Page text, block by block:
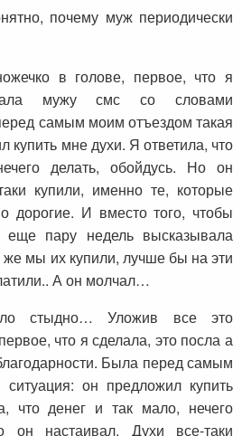
почему муж периодически
в голове, первое, что я
мужу смс со словами
самым моим отъездом такая
купить мне духи. Я ответила, что
делать, обойдусь. Но он
купили, именно те, которые
дорогие. И вместо того, чтобы
еще пару недель высказывала
же мы их купили, лучше бы на эти
А он молчал…
стыдно… Уложив все это
что я сделала, это посла а
Была перед самым
он предложил купить
что денег и так мало, нечего
он настаивал. Духи все-таки